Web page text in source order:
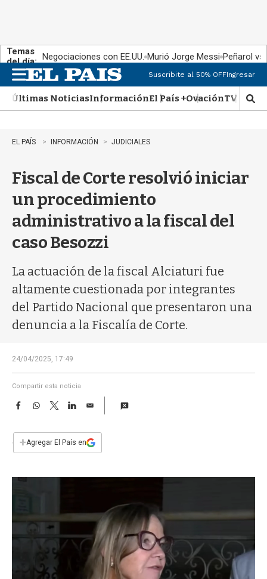
Temas
del día: Negociaciones con EE.UU. Murió Jorge Messi Peñarol
n
u
Suscribite al 50% OFFIngresar
Últimas NoticiasInformaciónEl País +OvaciónTV Show
M
o
EL PAÍS INFORMACIÓN JUDICIALES
Fiscal de Corte resolvió iniciar
un procedimiento
administrativo a la fiscal del
caso Besozzi
La actuación de la fiscal Alciaturi fue
altamente cuestionada por integrantes
del Partido Nacional que presentaron una
denuncia a la Fiscalía de Corte.
24/04/2025, 17:49
Compartir esta noticia
F
e
b
k
W
s
T
w
t
L
E
i
l
+Agregar El País en